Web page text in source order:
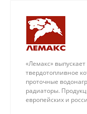
«Лемакс» выпускает
твердотопливное
проточные
радиаторы.
европейских и